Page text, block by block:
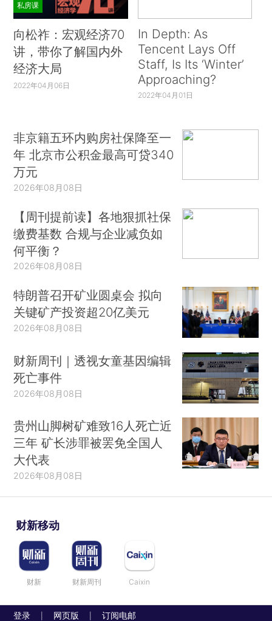
私房课
向松祚：宏观经济70
讲，带你了解国内外
经济大局
2022年04月06日
In Depth: As
Tencent Lays Off
Staff, Is Its ‘Winter’
Approaching?
2022年04月01日
非京籍五环内购房社保降至一
年 北京市公积金最高可贷340
万元
2026年08月08日
【周刊提前读】各地狠抓社保
缴费基数 合规与企业减负如
何平衡？
2026年08月08日
特朗普召开矿业圆桌会 拟向
关键矿产投资超20亿美元
2026年08月08日
财新周刊｜透视女童基因编辑
死亡事件
2026年08月08日
贵州山脚树矿难致16人死亡近
三年 矿长涉罪被罢免全国人
大代表
2026年08月08日
财新移动
财新 财新周刊 Caixin
登录 网页版 订阅电邮